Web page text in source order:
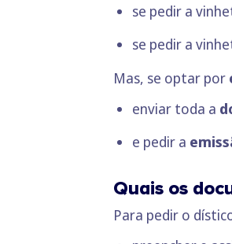
se pedir a
se pedir a
Mas, se optar por
enviar toda a
e pedir a
Quais os
Para pedir o